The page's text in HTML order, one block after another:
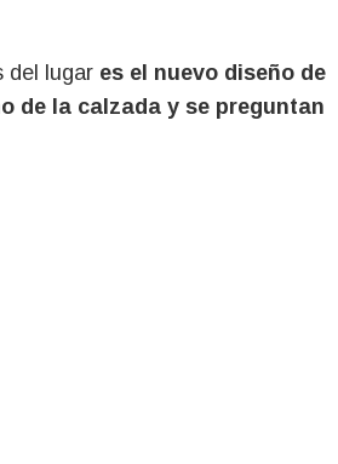
del lugar es el nuevo diseño de
de la calzada y se preguntan